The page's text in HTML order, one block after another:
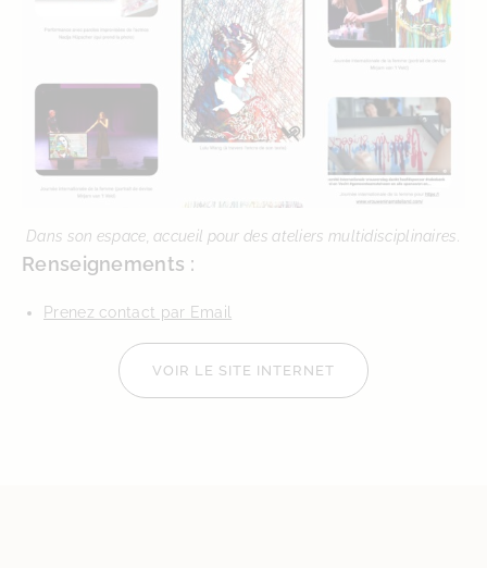
Dans son espace, accueil pour des ateliers multidisciplinaires.
Renseignements :
Prenez contact par Email
VOIR LE SITE INTERNET